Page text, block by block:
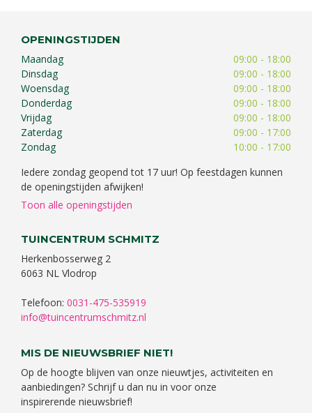
OPENINGSTIJDEN
Maandag
09:00 - 18:00
Dinsdag
09:00 - 18:00
Woensdag
09:00 - 18:00
Donderdag
09:00 - 18:00
Vrijdag
09:00 - 18:00
Zaterdag
09:00 - 17:00
Zondag
10:00 - 17:00
Iedere zondag geopend tot 17 uur! Op feestdagen kunnen
de openingstijden afwijken!
Toon alle openingstijden
TUINCENTRUM SCHMITZ
Herkenbosserweg 2
6063 NL Vlodrop
Telefoon: 0031-475-535919
info@tuincentrumschmitz.nl
MIS DE NIEUWSBRIEF NIET!
Op de hoogte blijven van onze nieuwtjes, activiteiten en
aanbiedingen? Schrijf u dan nu in voor onze
inspirerende nieuwsbrief!